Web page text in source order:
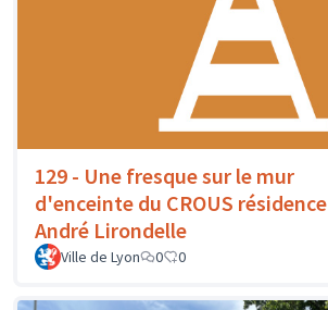
129 - Une fresque sur le mur
d'enceinte du CROUS résidence
André Lirondelle
Ville de Lyon 0 0